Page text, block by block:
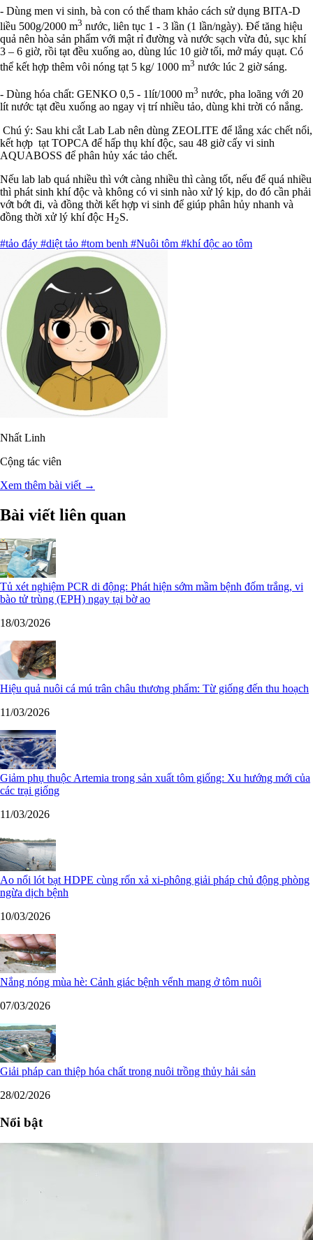
- Dùng men vi sinh, bà con có thể tham khảo cách sử dụng BITA-D
liều 500g/2000 m3 nước, liên tục 1 - 3 lần (1 lần/ngày). Để tăng hiệu
quả nên hòa sản phẩm với mật rỉ đường và nước sạch vừa đủ, sục khí
3 – 6 giờ, rồi tạt đều xuống ao, dùng lúc 10 giờ tối, mở máy quạt. Có
thể kết hợp thêm vôi nóng tạt 5 kg/ 1000 m3 nước lúc 2 giờ sáng.
- Dùng hóa chất: GENKO 0,5 - 1lít/1000 m3 nước, pha loãng với 20
lít nước tạt đều xuống ao ngay vị trí nhiều tảo, dùng khi trời có nắng.
Chú ý: Sau khi cắt Lab Lab nên dùng ZEOLITE để lắng xác chết nổi,
kết hợp tạt TOPCA để hấp thụ khí độc, sau 48 giờ cấy vi sinh
AQUABOSS để phân hủy xác tảo chết.
Nếu lab lab quá nhiều thì vớt càng nhiều thì càng tốt, nếu để quá nhiều
thì phát sinh khí độc và không có vi sinh nào xử lý kịp, do đó cần phải
vớt bớt đi, và đồng thời kết hợp vi sinh để giúp phân hủy nhanh và
đồng thời xử lý khí độc H2S.
#tảo đáy #diệt tảo #tom benh #Nuôi tôm #khí độc ao tôm
Nhất Linh
Cộng tác viên
Xem thêm bài viết →
Bài viết liên quan
Tủ xét nghiệm PCR di động: Phát hiện sớm mầm bệnh đốm trắng, vi
bào tử trùng (EPH) ngay tại bờ ao
18/03/2026
Hiệu quả nuôi cá mú trân châu thương phẩm: Từ giống đến thu hoạch
11/03/2026
Giảm phụ thuộc Artemia trong sản xuất tôm giống: Xu hướng mới của
các trại giống
11/03/2026
Ao nổi lót bạt HDPE cùng rốn xả xi-phông giải pháp chủ động phòng
ngừa dịch bệnh
10/03/2026
Nắng nóng mùa hè: Cảnh giác bệnh vểnh mang ở tôm nuôi
07/03/2026
Giải pháp can thiệp hóa chất trong nuôi trồng thủy hải sản
28/02/2026
Nổi bật